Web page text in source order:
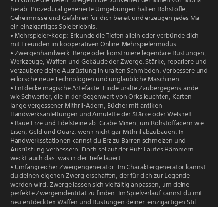
herab. Prozedural generierte Umgebungen halten Rohstoffe,
Geheimnisse und Gefahren für dich bereit und erzeugen jedes Mal
ein einzigartiges Spielerlebnis.
• Mehrspieler-Koop: Erkunde die Tiefen allein oder verbünde dich
mit Freunden im kooperativen Online-Mehrspielermodus.
• Zwergenhandwerk: Berge oder konstruiere legendäre Rüstungen,
Werkzeuge, Waffen und Gebäude der Zwerge. Stärke, repariere und
verzaubere deine Ausrüstung in uralten Schmieden. Verbessere und
erforsche neue Technologien und unglaubliche Maschinen.
• Entdecke magische Artefakte: Finde uralte Zaubergegenstände
wie Schwerter, die in der Gegenwart von Orks leuchten, Karten
lange vergessener Mithril-Adern, Bücher mit antiken
Handwerksanleitungen und Amulette der Stärke oder Weisheit.
• Baue Erze und Edelsteine ab: Grabe Minen, um Rohstoffadern wie
Eisen, Gold und Quarz, wenn nicht gar Mithril abzubauen. In
Handwerksstationen kannst du Erz zu Barren schmelzen und
Ausrüstung verbessern. Doch sei auf der Hut: Lautes Hämmern
weckt auch das, was in der Tiefe lauert.
• Umfangreicher Zwergengenerator: Im Charaktergenerator kannst
du deinen eigenen Zwerg erschaffen, der für dich zur Legende
werden wird. Zwerge lassen sich vielfältig anpassen, um deine
perfekte Zwergenidentität zu finden. Im Spielverlauf kannst du mit
neu entdeckten Waffen und Rüstungen deinen einzigartigen Stil